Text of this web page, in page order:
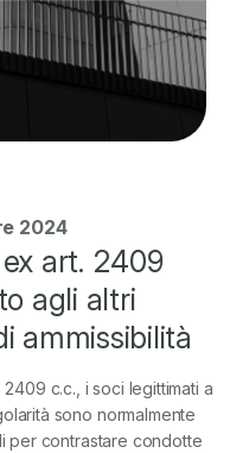
2024
art. 2409
agli altri
ammissibilità
c.c., i soci legittimati a
sono normalmente
per contrastare condotte